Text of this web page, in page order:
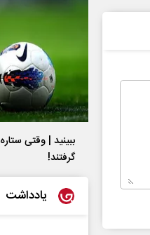
ببینید | وقتی
گرفتند!
یادداشت